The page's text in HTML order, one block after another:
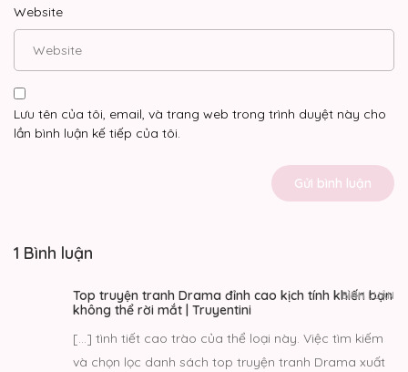
Website
Lưu tên của tôi, email, và trang web trong trình duyệt này cho
lần bình luận kế tiếp của tôi.
1 Bình luận
Top truyện tranh Drama đỉnh cao kịch tính khiến bạn
không thể rời mắt | Truyentini
[…] tình tiết cao trào của thể loại này. Việc tìm kiếm
và chọn lọc danh sách top truyện tranh Drama xuất
BÌNH LUẬN